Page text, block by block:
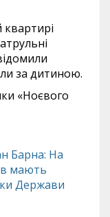
квартирі
за дитиною.
«Ноєвого
Барна: На
мають
Держави